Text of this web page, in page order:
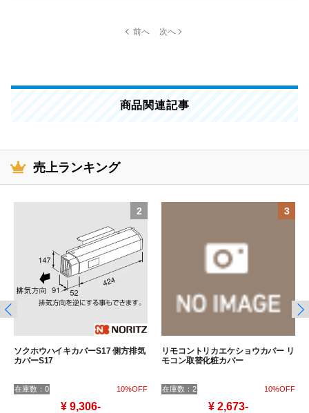
商品関連記事
売上ランキング
ソクホウハイキカバーS17 側方排気
カバーS17
在庫数：0 10%OFF
¥ 9,306-
2
リモコントリカエケショウカバー リ
モコン取替化粧カバー
在庫数：2 10%OFF
¥ 2,673-
3